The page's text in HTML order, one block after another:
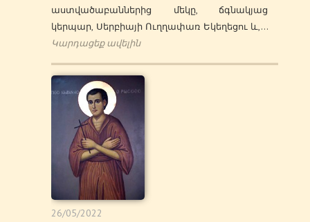
աստվածաբաններից մեկը, ճգնակյաց
կերպար, Սերբիայի Ուղղափառ Եկեղեցու և,…
Կարդացեք ավելին
26/05/2022